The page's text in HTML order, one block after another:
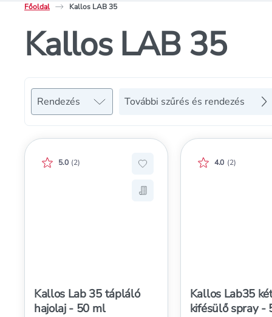
Főoldal Kallos LAB 35
Kallos LAB 35
Rendezés További szűrés és rendezés
Kallos Lab 35 tápláló
hajolaj - 50 ml
Értékelés pontszáma:
5.0 (2)
Hozzáadás a kedvencekhez,
Mentés a bevásárló listára,
Kallos Lab35
kifésülő spray -
Értékelés
4.0 (2)